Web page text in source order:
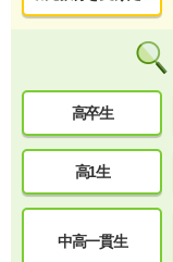
高卒生
高1生
中高一貫生